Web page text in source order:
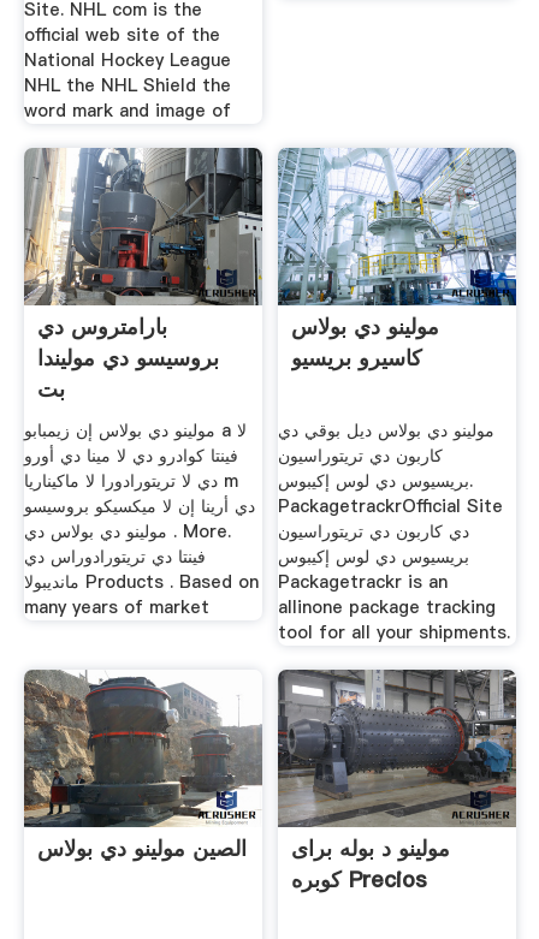
Site. NHL com is the
official web site of the
National Hockey League
NHL the NHL Shield the
word mark and image of
بارامتروس دي
بروسيسو دي موليندا
بت
مولينو دي بولاس إن زيمبابو a لا
فينتا كوادرو دي لا مينا دي أورو
دي لا تريتورادورا لا ماكيناريا m
دي أرينا إن لا ميكسيكو بروسيسو
مولينو دي بولاس دي . More.
فينتا دي تريتورادوراس دي
مانديبولا Products . Based on
many years of market
مولينو دي بولاس
كاسيرو بريسيو
مولينو دي بولاس ديل بوقي دي
كاربون دي تريتوراسيون
بريسيوس دي لوس إكيبوس.
PackagetrackrOfficial Site
دي كاربون دي تريتوراسيون
بريسيوس دي لوس إكيبوس
Packagetrackr is an
allinone package tracking
tool for all your shipments.
الصين مولينو دي بولاس
مولینو د بوله برای
کوبره Precios